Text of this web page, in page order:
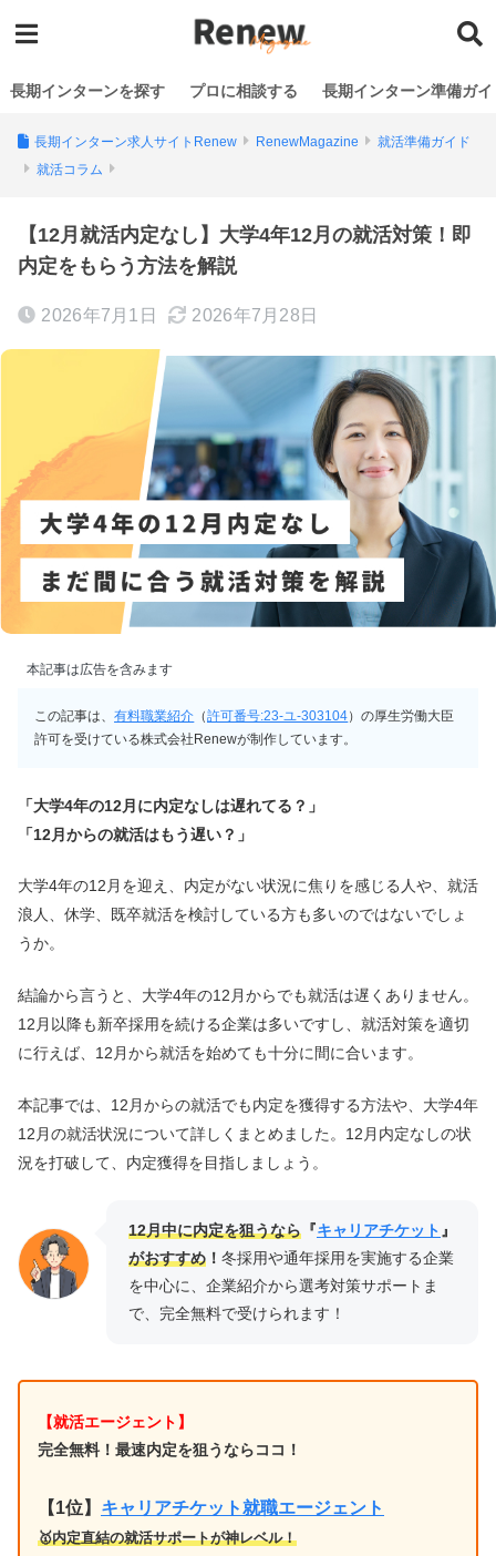
長期インターンを探す プロに相談する 長期インターン準備ガイ
長期インターン求人サイトRenew RenewMagazine
就活準備ガイド
就活コラム
【12月就活内定なし】大学4年12月の就活対策！即
内定をもらう方法を解説
2026年7月1日 2026年7月28日
本記事は広告を含みます
この記事は、有料職業紹介 （許可番号:23-ユ-303104）の厚生労働大臣
許可を受けている株式会社Renewが制作しています。
「大学4年の12月に内定なしは遅れてる？」
「12月からの就活はもう遅い？」
大学4年の12月を迎え、内定がない状況に焦りを感じる人や、就活
浪人、休学、既卒就活を検討している方も多いのではないでしょ
うか。
結論から言うと、大学4年の12月からでも就活は遅くありません。
12月以降も新卒採用を続ける企業は多いですし、就活対策を適切
に行えば、12月から就活を始めても十分に間に合います。
本記事では、12月からの就活でも内定を獲得する方法や、大学4年
12月の就活状況について詳しくまとめました。12月内定なしの状
況を打破して、内定獲得を目指しましょう。
12月中に内定を狙うなら 『キャリアチケット 』
がおすすめ ！ 冬採用や通年採用を実施する企業
を中心に、企業紹介から選考対策サポートま
で、完全無料で受けられます！
【就活エージェント】
完全無料！最速内定を狙うならココ！
【1位】 キャリアチケット就職エージェント
🥇内定直結の就活サポートが神レベル！